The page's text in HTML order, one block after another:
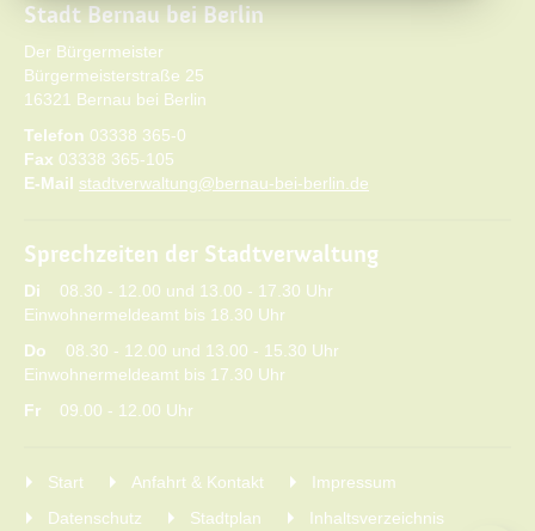
Stadt Bernau bei Berlin
Der Bürgermeister
Bürgermeisterstraße 25
16321 Bernau bei Berlin
Telefon 03338 365-0
Fax 03338 365-105
E-Mail stadtverwaltung@bernau-bei-berlin.de
Sprechzeiten der Stadtverwaltung
Di 08.30 - 12.00 und 13.00 - 17.30 Uhr
Einwohnermeldeamt bis 18.30 Uhr
Do 08.30 - 12.00 und 13.00 - 15.30 Uhr
Einwohnermeldeamt bis 17.30 Uhr
Fr 09.00 - 12.00 Uhr
Start Anfahrt & Kontakt
Impressum
Datenschutz
Stadtplan Inhaltsverzeichnis